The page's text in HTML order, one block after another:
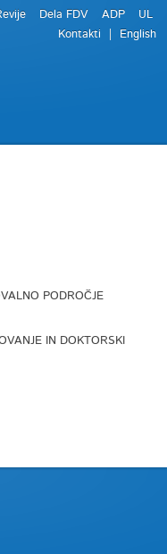
Dela FDV ADP
UL
Kontakti
English
PODROČJE
IN DOKTORSKI